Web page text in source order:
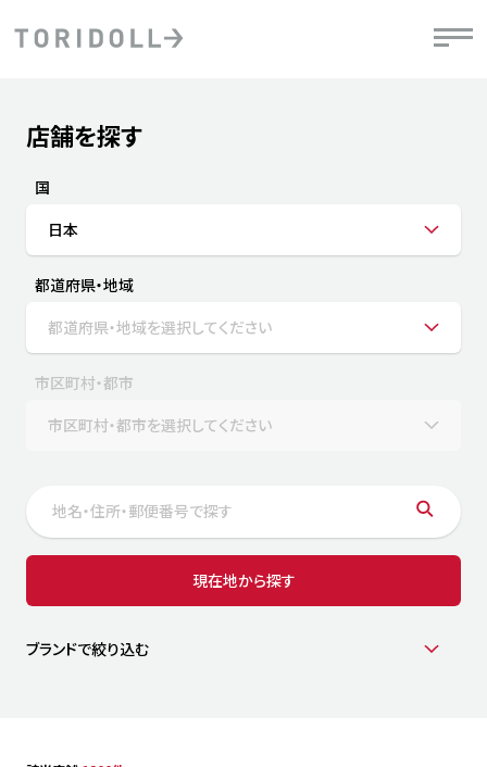
会社情報
株主・投資家情報
店舗一覧
採用情報
よくある質問・お問い合わせ
トリドールのDX ～これまでとこれから～
店舗を探す
国
日本
都道府県・地域
都道府県・地域を選択してください
市区町村・都市
市区町村・都市を選択してください
Submit a search.
現在地から探す
ブランドで絞り込む